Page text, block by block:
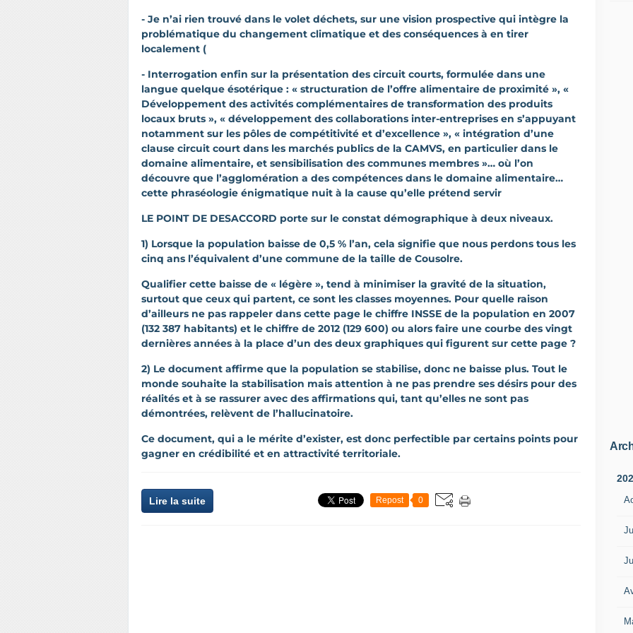
- Je n’ai rien trouvé dans le volet déchets, sur une vision prospective qui intègre la
problématique du changement climatique et des conséquences à en tirer
localement (
- Interrogation enfin sur la présentation des circuit courts, formulée dans une
langue quelque ésotérique : « structuration de l’offre alimentaire de proximité », «
Développement des activités complémentaires de transformation des produits
locaux bruts », « développement des collaborations inter-entreprises en s’appuyant
notamment sur les pôles de compétitivité et d’excellence », « intégration d’une
clause circuit court dans les marchés publics de la CAMVS, en particulier dans le
domaine alimentaire, et sensibilisation des communes membres »… où l’on
découvre que l’agglomération a des compétences dans le domaine alimentaire…
cette phraséologie énigmatique nuit à la cause qu’elle prétend servir
LE POINT DE DESACCORD porte sur le constat démographique à deux niveaux.
1) Lorsque la population baisse de 0,5 % l’an, cela signifie que nous perdons tous les
cinq ans l’équivalent d’une commune de la taille de Cousolre.
Qualifier cette baisse de « légère », tend à minimiser la gravité de la situation,
surtout que ceux qui partent, ce sont les classes moyennes. Pour quelle raison
d’ailleurs ne pas rappeler dans cette page le chiffre INSSE de la population en 2007
(132 387 habitants) et le chiffre de 2012 (129 600) ou alors faire une courbe des vingt
dernières années à la place d’un des deux graphiques qui figurent sur cette page ?
2) Le document affirme que la population se stabilise, donc ne baisse plus. Tout le
monde souhaite la stabilisation mais attention à ne pas prendre ses désirs pour des
réalités et à se rassurer avec des affirmations qui, tant qu’elles ne sont pas
démontrées, relèvent de l’hallucinatoire.
Ce document, qui a le mérite d’exister, est donc perfectible par certains points pour
gagner en crédibilité et en attractivité territoriale.
Lire la suite Repost 0